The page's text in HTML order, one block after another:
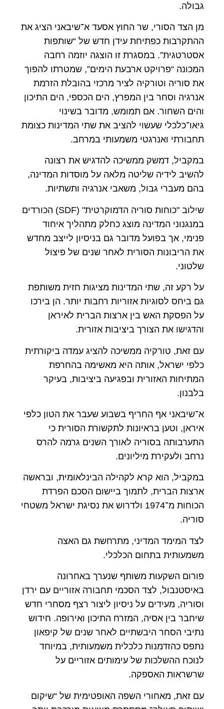
גבולה.
מן הצד הסורי, שר החוץ אסעד א־שיבאני הציג את
ההתקרבות כפתיחת עידן חדש של “שותפות
אסטרטגית”. במסגרת זו הוצגה יוזמה רחבה
המכונה “פרויקט ארבעת הימים”, שמטרתו להפוך
את סוריה וטורקיה לציר מרכזי בהובלת הזרמת
אנרגיה וסחר בין המפרץ, הים הכספי, הים התיכון
והים השחור. אם תמומש, מדובר בשינוי
גיאו־כלכלי שעשוי להציב את שתי המדינות כצומת
תחבורתי ואנרגטי משמעותי במרחב.
במקביל, דמשק ממשיכה להדגיש את רצונה
להשיב לידיה שליטה מלאה על מוסדות המדינה,
בהם מעברי גבול, משאבי אנרגיה ותשתיות.
שילוב "כוחות סוריה הדמוקרטית" (SDF) הכורדים
במנגנוני המדינה מוצג כחלק מתהליך איחוד
פנימי, אך בפועל מדובר גם בניסיון לייצב מחדש
את הריבונות הסורית לאחר שנים של פיצול
שלטוני.
על רקע זה, שתי המדינות מציגות חזית משותפת
גם ביחס לסוגיות אזוריות רחבות יותר. הן בירכו
על הפסקת האש בין ארצות הברית לאיראן
והדגישו את הצורך ביציבות אזורית.
עם זאת, טורקיה ממשיכה להציג עמדה ביקורתית
כלפי ישראל, אותה היא מאשימה בהחרפת
המתיחות האזורית ובפגיעה ביציבות, בעיקר
בלבנון.
א־שיבאני אף החריף בשבוע שעבר את הטון כלפי
איראן, וטען בראיונות לתקשורת הסורית כי
התערבותה בסוריה לאורך השנים גרמה להרס
נרחב ולעקירת מיליונים.
במקביל, הוא קרא לקהילה הבינלאומית, ובראשה
ארצות הברית, לתמוך ביישום הסכם הפרדת
הכוחות מ־1974 ולדרוש את נסיגת ישראל משטחי
סוריה.
לצד המימד המדיני, מתרחשת גם האצה
משמעותית בתחום הכלכלי.
פורום השקעות משותף שנערך באחרונה
באיסטנבול, לצד הסכמי תחבורה אזוריים עם ירדן
וסוריה, מעידים על ניסיון ליצור רצף מסחרי חדש
שיחבר בין אסיה, המזרח התיכון ואירופה. חידוש
נתיבי הסחר היבשתיים לאחר שנים של קיפאון
נתפס כהזדמנות כלכלית משמעותית, במיוחד
לנוכח ההשלכות של עימותים אזוריים על
שרשראות האספקה.
עם זאת, מאחורי השפה האופטימית של “שיקום